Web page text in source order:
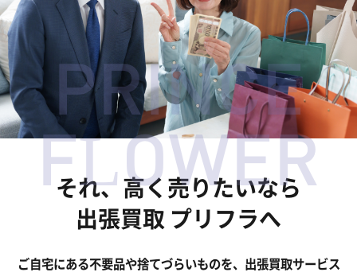
それ、高く売りたいなら
出張買取 プリフラへ
ご自宅にある不要品や捨てづらいものを、出張買取サービス
PRINCE
FLOWER